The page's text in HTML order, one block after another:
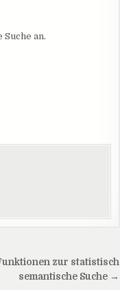
an.
zur statistisch
semantische Suche →